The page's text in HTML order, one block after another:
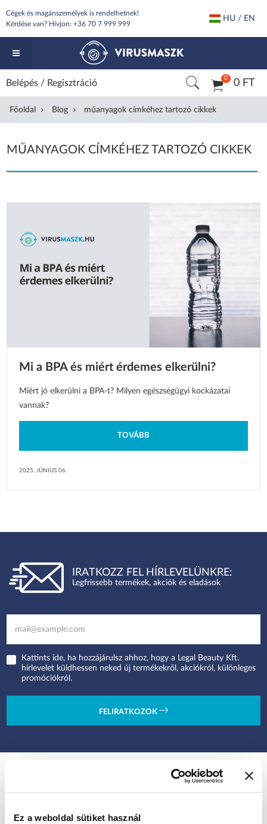
Ez a weboldal sütiket használ
Cégek és magánszemélyek is rendelhetnek!
Kérdése van? Hívjon: +36 70 7 999 999
HU / EN
0 0 FT
Belépés / Regisztráció
Főoldal Blog műanyagok címkéhez tartozó cikkek
MŰANYAGOK CÍMKÉHEZ TARTOZÓ CIKKEK
Mi a BPA és miért érdemes elkerülni?
Miért jó elkerülni a BPA-t? Milyen egészségügyi kockázatai
vannak?
TOVÁBB
2025. JÚNIUS 06.
IRATKOZZ FEL HÍRLEVELÜNKRE:
Legfrissebb termékek, akciók és eladások
Kattints ide, ha hozzájárulsz ahhoz, hogy a Legal Beauty Kft.
hírlevelet küldhessen neked új termékekről, akciókról, különleges
promóciókról.
FELIRATKOZOK
Szájmaszkok, FFP2 és FFP3 maszkok, kesztyűk, kézfertőtlenítők,